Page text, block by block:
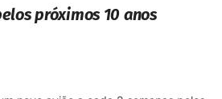
próximos 10 anos